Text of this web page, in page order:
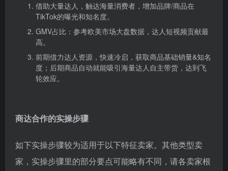
借助大量达人，触达海量消费者，增加品牌/商品在
TikTok的曝光和知名度。
GMV占比：参考欧美市场大盘数据，达人短视频贡献最
高。
前期借力达人资源，快速冷启，获取商品基础销量&知名
度；后期商品自动就能吸引海量达人自主带货，达到飞
轮效应。
商达合作的实操步骤
如下实操步骤较为适用于以下特征卖家。其他类型卖
家，实操步骤里的部分要点可能略有不同，请各卖家根